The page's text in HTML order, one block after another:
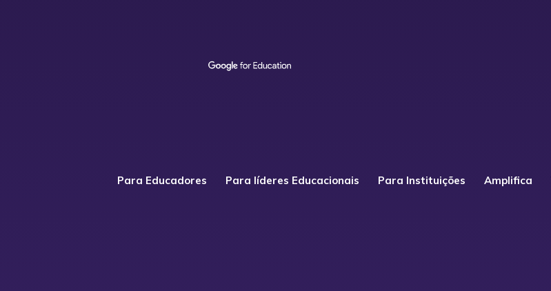
Para Educadores Para líderes Educacionais Para Instituições Amplifica